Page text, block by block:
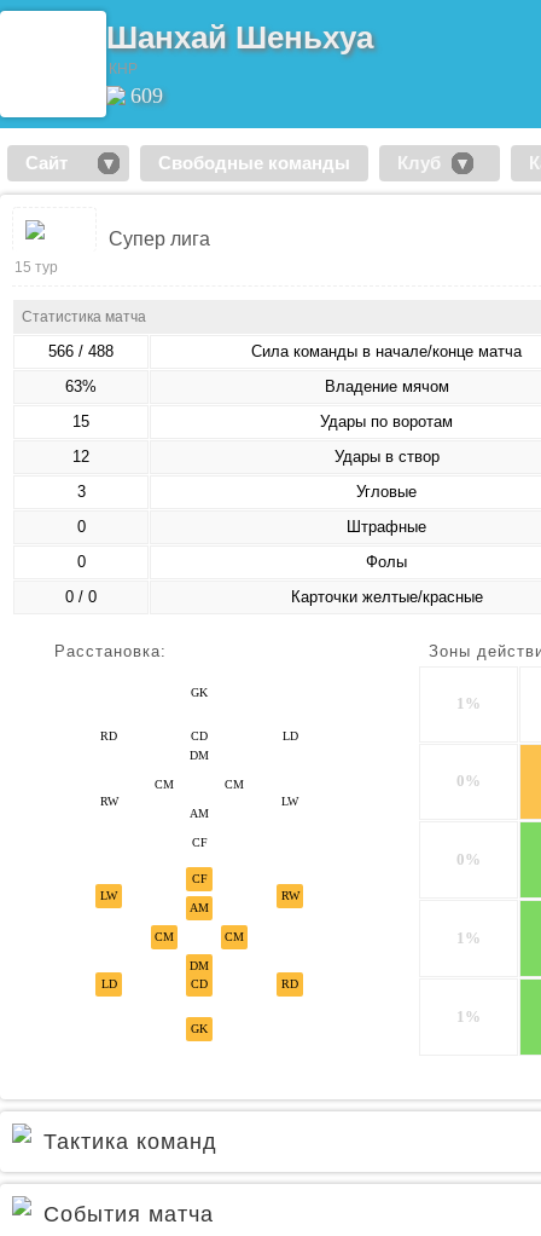
Шанхай Шеньхуа
КНР
609
Сайт Свободные команды Клуб
Супер лига
15 тур
Статистика матча
566 / 488
Сила команды в начале/конце матча
63%
Владение мячом
15
Удары по воротам
12
Удары в створ
3
Угловые
0
Штрафные
0
Фолы
0 / 0
Карточки желтые/красные
Расстановка:
GK
LD
RD
CD
DM
CM
CM
LW
RW
AM
CF
GK
LD CD RD
DM
CM
CM
LW
AM
RW
CF
Зоны
1%
0%
0%
1%
1%
Тактика команд
События матча